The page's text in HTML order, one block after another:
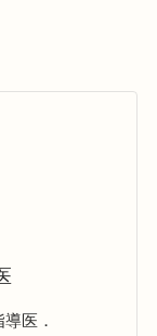
医．